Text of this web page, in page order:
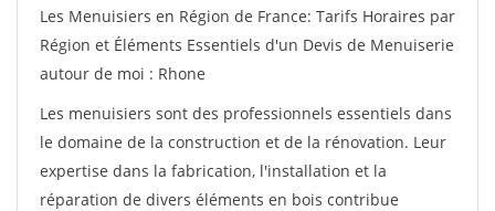
Les Menuisiers en Région de France: Tarifs Horaires par
Région et Éléments Essentiels d'un Devis de Menuiserie
autour de moi : Rhone
Les menuisiers sont des professionnels essentiels dans
le domaine de la construction et de la rénovation. Leur
expertise dans la fabrication, l'installation et la
réparation de divers éléments en bois contribue